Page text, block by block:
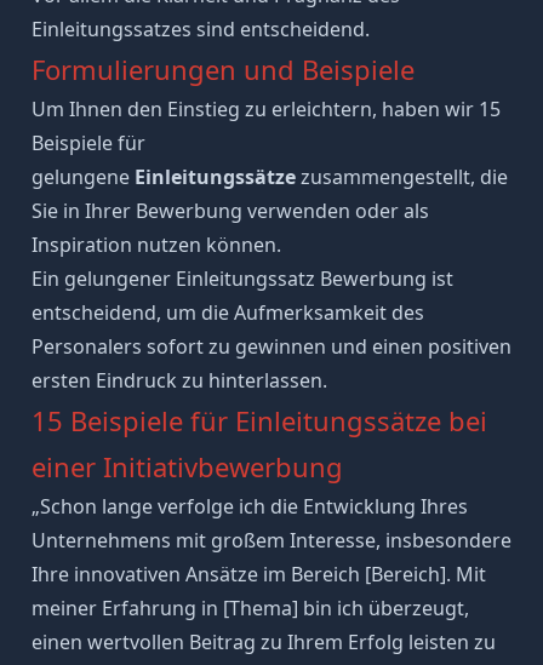
Einleitungssatzes sind entscheidend.
Formulierungen und Beispiele
Um Ihnen den Einstieg zu erleichtern, haben wir 15
Beispiele für
gelungene Einleitungssätzezusammengestellt, die
Sie in Ihrer Bewerbung verwenden oder als
Inspiration nutzen können.
Ein gelungener Einleitungssatz Bewerbung ist
entscheidend, um die Aufmerksamkeit des
Personalers sofort zu gewinnen und einen positiven
ersten Eindruck zu hinterlassen.
15 Beispiele für Einleitungssätze bei
einer Initiativbewerbung
„Schon lange verfolge ich die Entwicklung Ihres
Unternehmens mit großem Interesse, insbesondere
Ihre innovativen Ansätze im Bereich [Bereich]. Mit
meiner Erfahrung in [Thema] bin ich überzeugt,
einen wertvollen Beitrag zu Ihrem Erfolg leisten zu